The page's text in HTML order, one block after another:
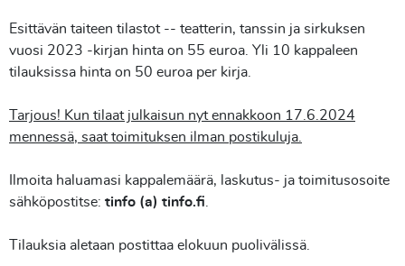
Esittävän taiteen tilastot -- teatterin, tanssin ja sirkuksen
vuosi 2023 -kirjan hinta on 55 euroa. Yli 10 kappaleen
tilauksissa hinta on 50 euroa per kirja.
Tarjous! Kun tilaat julkaisun nyt ennakkoon 17.6.2024
mennessä, saat toimituksen ilman postikuluja.
Ilmoita haluamasi kappalemäärä, laskutus- ja toimitusosoite
sähköpostitse: tinfo (a) tinfo.fi
Tilauksia aletaan postittaa elokuun puolivälissä.